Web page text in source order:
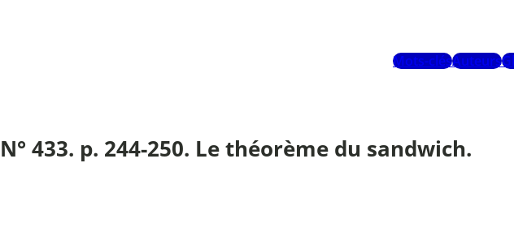
Mots-clésAuteurs
433. p. 244-250. Le théorème du sandwich.